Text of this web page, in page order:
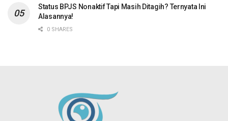
Status BPJS Nonaktif Tapi Masih Ditagih? Ternyata Ini
Alasannya!
0 SHARES